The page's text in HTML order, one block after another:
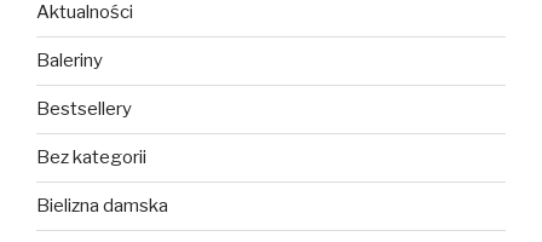
Aktualności
Baleriny
Bestsellery
Bez kategorii
Bielizna damska